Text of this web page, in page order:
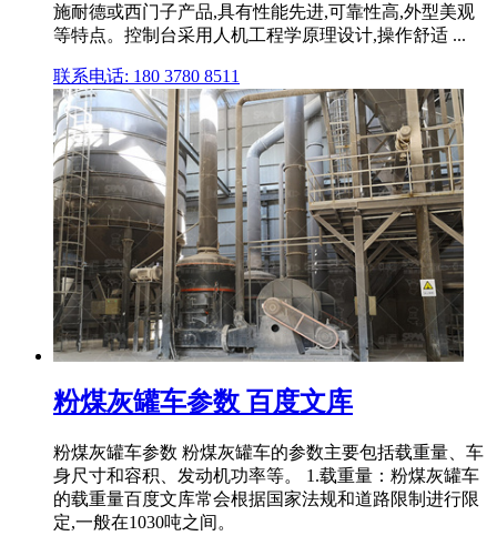
施耐德或西门子产品,具有性能先进,可靠性高,外型美观
等特点。控制台采用人机工程学原理设计,操作舒适 ...
联系电话: 180 3780 8511
粉煤灰罐车参数 百度文库
粉煤灰罐车参数 粉煤灰罐车的参数主要包括载重量、车
身尺寸和容积、发动机功率等。 1.载重量：粉煤灰罐车
的载重量百度文库常会根据国家法规和道路限制进行限
定,一般在1030吨之间。